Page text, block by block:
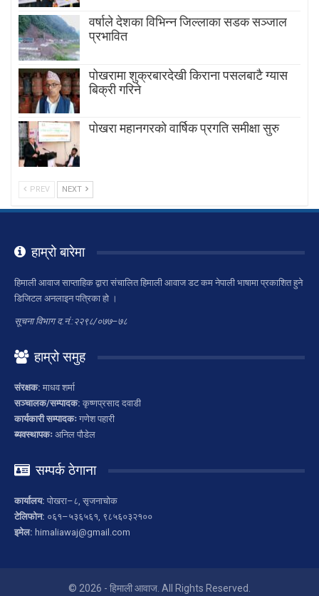
वर्षाले देशका विभिन्न जिल्लाका सडक सञ्जाल
प्रभावित
पोखरामा शुक्रबारदेखी किराना पसलबाटै ग्यास
बिक्री गरिने
पोखरा महानगरको वार्षिक प्रगति समीक्षा सुरु
PREV NEXT
हाम्रो बारेमा
हिमाली आवाज साप्ताहिक द्वारा संचालित हिमाली आवाज डट कम नेपाली भाषामा प्रकाशित हुने
डिजिटल अनलाइन पत्रिका हो ।
सूचना विभाग द.नं.:२२९८/०७७–७८
हाम्रो समुह
संरक्षक: माधव शर्मा
सञ्चालक/सम्पादक: कृष्णप्रसाद दवाडी
कार्यकारी सम्पादकः गणेश पहारी
ब्यवस्थापकः अनिल पौडेल
सम्पर्क ठेगाना
कार्यालय: पोखरा–८, सृजनाचोक
टेलिफोन: ०६१–५३६५६१, ९८५६०३२१००
इमेल: himaliawaj@gmail.com
© 2026 - हिमाली आवाज. All Rights Reserved.